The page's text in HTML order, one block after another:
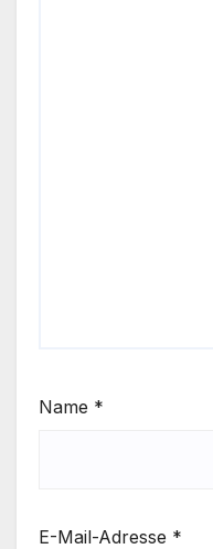
Name *
E-Mail-Adresse *